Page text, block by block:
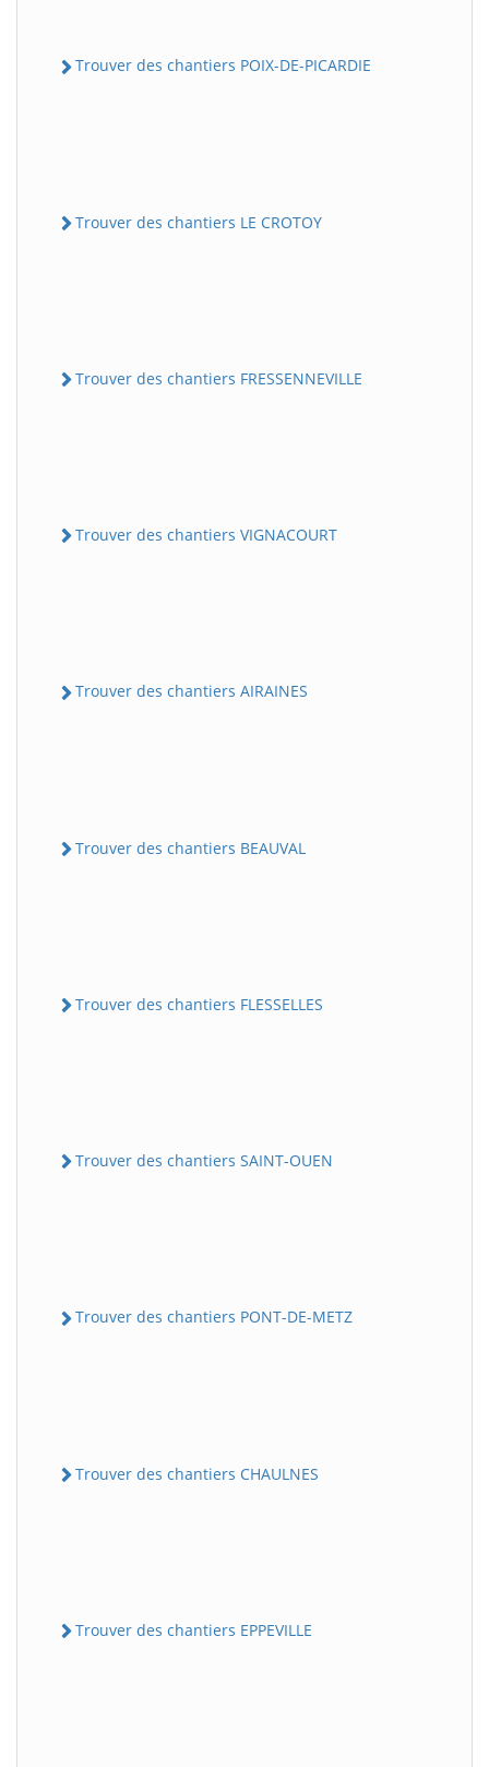
Trouver des chantiers POIX-DE-PICARDIE
Trouver des chantiers LE CROTOY
Trouver des chantiers FRESSENNEVILLE
Trouver des chantiers VIGNACOURT
Trouver des chantiers AIRAINES
Trouver des chantiers BEAUVAL
Trouver des chantiers FLESSELLES
Trouver des chantiers SAINT-OUEN
Trouver des chantiers PONT-DE-METZ
Trouver des chantiers CHAULNES
Trouver des chantiers EPPEVILLE